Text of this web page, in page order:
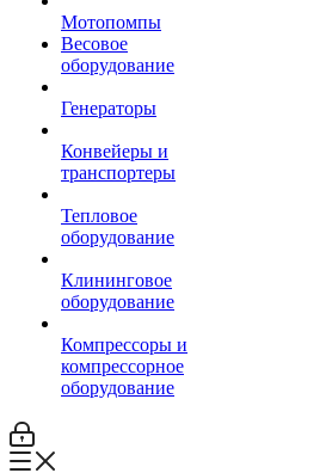
Мотопомпы
Весовое
оборудование
Генераторы
Конвейеры и
транспортеры
Тепловое
оборудование
Клининговое
оборудование
Компрессоры и
компрессорное
оборудование